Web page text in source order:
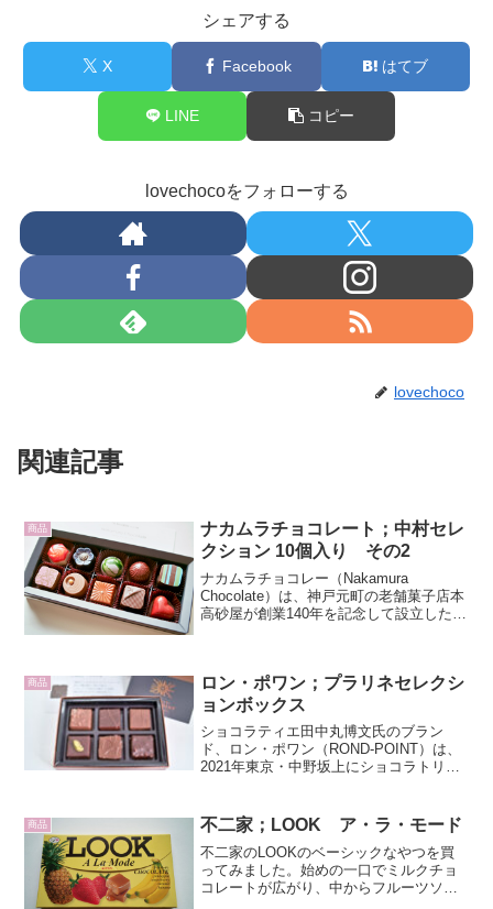
シェアする
X Facebook はてブ
LINE コピー
lovechocoをフォローする
lovechoco
関連記事
商品
ナカムラチョコレート；中村セレ
クション 10個入り その2
ナカムラチョコレー（Nakamura
Chocolate）は、神戸元町の老舗菓子店本
高砂屋が創業140年を記念して設立したチ
トラリア...
商品
ロン・ポワン；プラリネセレクシ
ョンボックス
ショコラティエ田中丸博文氏のブラン
ド、ロン・ポワン（ROND-POINT）は、
2021年東京・中野坂上にショコラトリー
Hiro...
商品 不二家；LOOK ア・ラ・モード
不二家のLOOKのベーシックなやつを買
ってみました。始めの一口でミルクチョ
コレートが広がり、中からフルーツソー